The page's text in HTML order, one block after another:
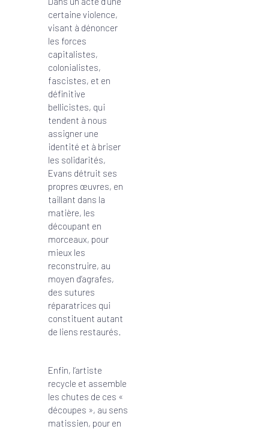
certaine violence,
visant à dénoncer
les forces
capitalistes,
colonialistes,
fascistes, et en
définitive
bellicistes, qui
tendent à nous
assigner une
identité et à briser
les solidarités,
Evans détruit ses
propres œuvres, en
taillant dans la
matière, les
découpant en
morceaux, pour
mieux les
reconstruire, au
moyen d’agrafes,
des sutures
réparatrices qui
constituent autant
de liens restaurés.
Enfin, l’artiste
recycle et assemble
les chutes de ces «
découpes », au sens
matissien, pour en